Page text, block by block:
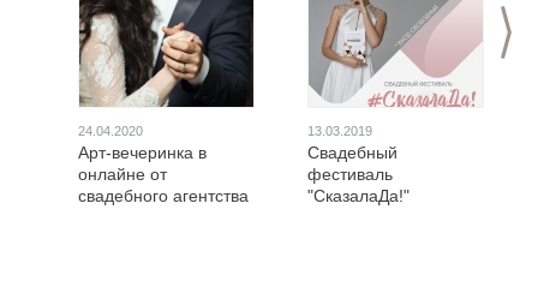
>
24.04.2020
Арт-вечеринка в
онлайне от
свадебного агентства
13.03.2019
Свадебный
фестиваль
"СказалаДа!"